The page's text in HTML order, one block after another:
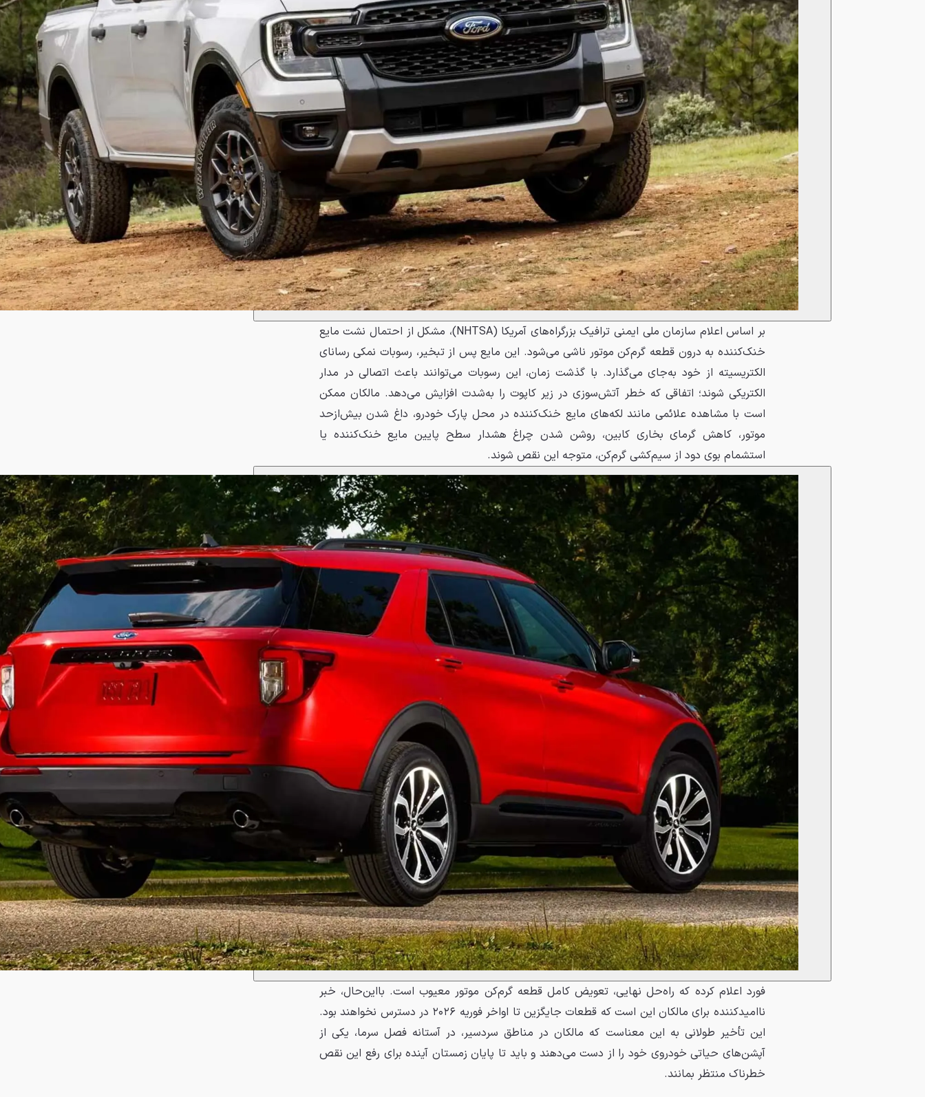
بر اساس اعلام سازمان ملی ایمنی ترافیک بزرگراه‌های آمریکا (NHTSA)، مشکل از احتمال نشت مایع
خنک‌کننده به درون قطعه گرم‌کن موتور ناشی می‌شود. این مایع پس از تبخیر، رسوبات نمکی رسانای
الکتریسیته از خود به‌جای می‌گذارد. با گذشت زمان، این رسوبات می‌توانند باعث اتصالی در مدار
الکتریکی شوند؛ اتفاقی که خطر آتش‌سوزی در زیر کاپوت را به‌شدت افزایش می‌دهد. مالکان ممکن
است با مشاهده علائمی مانند لکه‌های مایع خنک‌کننده در محل پارک خودرو، داغ شدن بیش‌ازحد
موتور، کاهش گرمای بخاری کابین، روشن شدن چراغ هشدار سطح پایین مایع خنک‌کننده یا
استشمام بوی دود از سیم‌کشی گرم‌کن، متوجه این نقص شوند.
فورد اعلام کرده که راه‌حل نهایی، تعویض کامل قطعه گرم‌کن موتور معیوب است. بااین‌حال، خبر
ناامیدکننده برای مالکان این است که قطعات جایگزین تا اواخر فوریه ۲۰۲۶ در دسترس نخواهند بود.
این تأخیر طولانی به این معناست که مالکان در مناطق سردسیر، در آستانه فصل سرما، یکی از
آپشن‌های حیاتی خودروی خود را از دست می‌دهند و باید تا پایان زمستان آینده برای رفع این نقص
خطرناک منتظر بمانند.